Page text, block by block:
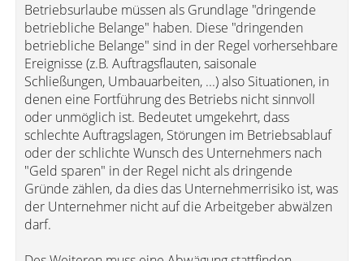
Betriebsurlaube müssen als Grundlage "dringende
betriebliche Belange" haben. Diese "dringenden
betriebliche Belange" sind in der Regel vorhersehbare
Ereignisse (z.B. Auftragsflauten, saisonale
Schließungen, Umbauarbeiten, ...) also Situationen, in
denen eine Fortführung des Betriebs nicht sinnvoll
oder unmöglich ist. Bedeutet umgekehrt, dass
schlechte Auftragslagen, Störungen im Betriebsablauf
oder der schlichte Wunsch des Unternehmers nach
"Geld sparen" in der Regel nicht als dringende
Gründe zählen, da dies das Unternehmerrisiko ist, was
der Unternehmer nicht auf die Arbeitgeber abwälzen
darf.